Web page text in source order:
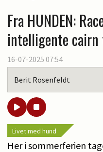
Fra HUNDEN:
intelligente
16-07-2025 07:54
Berit Rosenfeldt
Livet med hund
Her i sommerferien